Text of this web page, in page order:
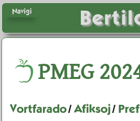
Navigi
PMEG
Vortfarado/Afiksoj/